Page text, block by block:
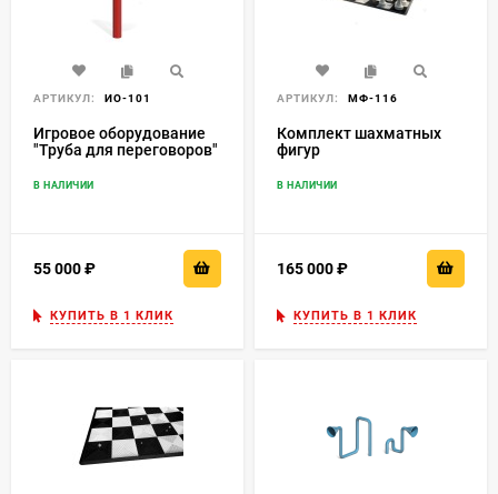
АРТИКУЛ: ИО-101
Игровое оборудование
"Труба для переговоров"
В НАЛИЧИИ
55 000
КУПИТЬ В 1 КЛИК
АРТИКУЛ: МФ-116
Комплект шахматных
фигур
В НАЛИЧИИ
165 000
КУПИТЬ В 1 КЛИК